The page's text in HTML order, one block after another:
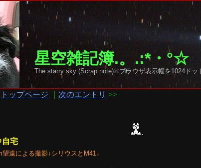
星空雑記簿.。.:*・°☆
The starry sky (Scrap note)※ブラウザ表示幅を1024ド
トップページ 次のエントリ >>
自宅
遠による撮影↓シリウスとM41↓